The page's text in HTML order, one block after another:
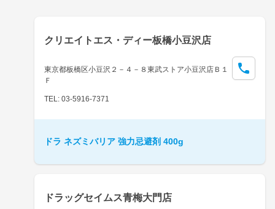
取扱店検索はこちら
クリエイトエス・ディー板橋小豆沢店
東京都板橋区小豆沢２－４－８東武ストア小豆沢店Ｂ１
Ｆ
TEL: 03-5916-7371
ドラ ネズミバリア 強力忌避剤 400g
ドラッグセイムス青梅大門店